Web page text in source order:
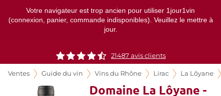
Votre navigateur est trop ancien pour utiliser 1jour1vin
(connexion, panier, commande indisponibles). Veuillez le mettre à
jour.
21487 avis clients
Ventes Guide du vin Vins du Rhône Lirac La Lôyane
Domaine La Lôyane -